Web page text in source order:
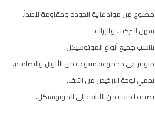
مصنوع من مواد عالية الجودة ومقاومة للصدأ.
سهل التركيب والإزالة.
يناسب جميع أنواع الموتوسيكل.
متوفر في مجموعة متنوعة من الألوان والتصاميم.
يحمي لوحة الترخيص من التلف.
يضيف لمسة من الأناقة إلى الموتوسيكل.